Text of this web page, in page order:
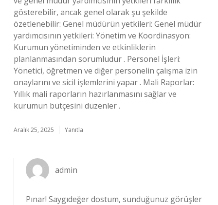
gösterebilir, ancak genel olarak şu şekilde
özetlenebilir: Genel müdürün yetkileri: Genel müdür
yardımcısının yetkileri: Yönetim ve Koordinasyon:
Kurumun yönetiminden ve etkinliklerin
planlanmasından sorumludur . Personel İşleri:
Yönetici, öğretmen ve diğer personelin çalışma izin
onaylarını ve sicil işlemlerini yapar . Mali Raporlar:
Yıllık mali raporların hazırlanmasını sağlar ve
kurumun bütçesini düzenler .
Aralık 25, 2025 Yanıtla
admin
Pınar! Saygıdeğer dostum, sunduğunuz görüşler